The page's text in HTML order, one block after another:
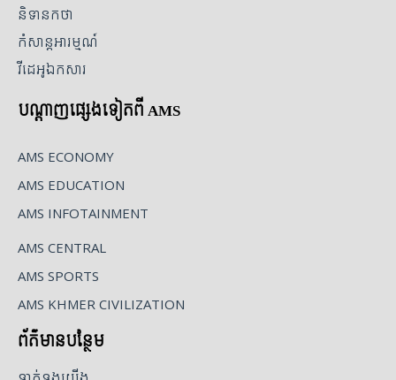
និទានកថា
កំសាន្តអារម្មណ៍
វីដេអូឯកសារ
បណ្ដាញផ្សេងទៀតពី AMS
AMS ECONOMY
AMS EDUCATION
AMS INFOTAINMENT
AMS CENTRAL
AMS SPORTS
AMS KHMER CIVILIZATION
ព័ត៌មានបន្ថែម